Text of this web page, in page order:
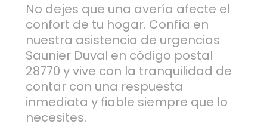
No dejes que una avería afecte el
confort de tu hogar. Confía en
nuestra asistencia de urgencias
Saunier Duval en código postal
28770 y vive con la tranquilidad de
contar con una respuesta
inmediata y fiable siempre que lo
necesites.